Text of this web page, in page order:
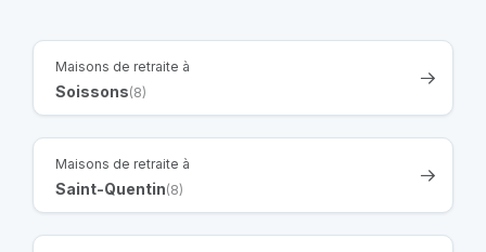
Maisons de retraite à
Soissons(8)
Maisons de retraite à
Saint-Quentin(8)